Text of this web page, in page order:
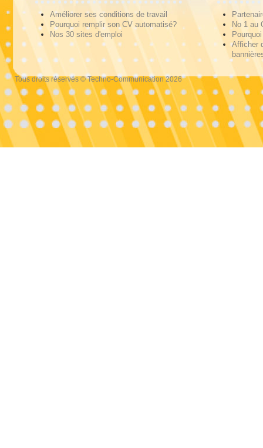
Améliorer ses conditions de travail
Pourquoi remplir son CV automatisé?
Nos 30 sites d'emploi
No 1 au
Afficher
Tous droits réservés © Techno-Communication 2026